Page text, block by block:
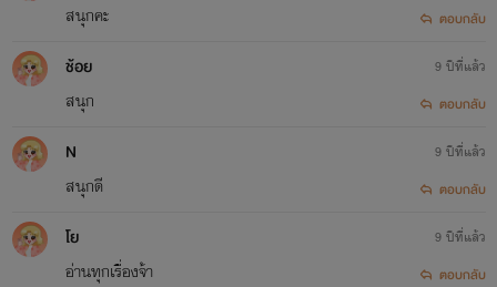
สนุกคะ
ตอบกลับ
ช้อย
สนุก
9 ปีที่แล้ว
ตอบกลับ
N
สนุกดี
9 ปีที่แล้ว
ตอบกลับ
โย
อ่านทุกเรื่องจ้า
9 ปีที่แล้ว
ตอบกลับ